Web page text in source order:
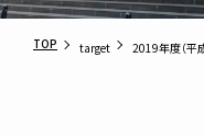
TOP target 2019年度（平